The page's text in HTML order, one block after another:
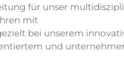
für unser
mit
bei unserem
und